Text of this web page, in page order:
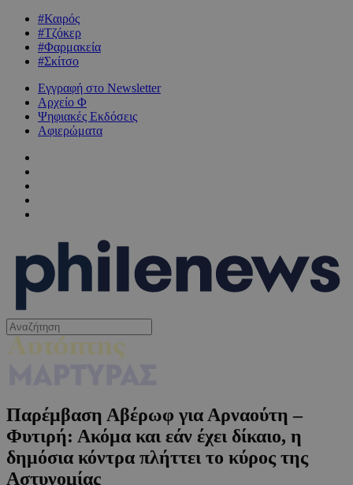
#Καιρός
#Τζόκερ
#Φαρμακεία
#Σκίτσο
Εγγραφή στο Newsletter
Αρχείο Φ
Ψηφιακές Εκδόσεις
Αφιερώματα
Παρέμβαση Αβέρωφ για Αρναούτη –
Φυτιρή: Ακόμα και εάν έχει δίκαιο, η
δημόσια κόντρα πλήττει το κύρος της
Αστυνομίας